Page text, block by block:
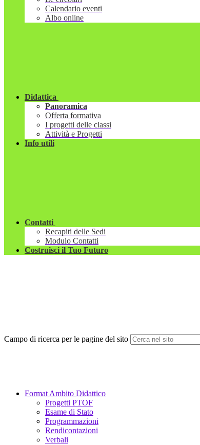
Calendario eventi
Albo online
Didattica
Panoramica
Offerta formativa
I progetti delle classi
Attività e Progetti
Info utili
Contatti
Recapiti delle Sedi
Modulo Contatti
Costruisci il Tuo Futuro
Campo di ricerca per le pagine del sito
Format Ambito Didattico
Progetti PTOF
Esame di Stato
Programmazioni
Rendicontazioni
Verbali